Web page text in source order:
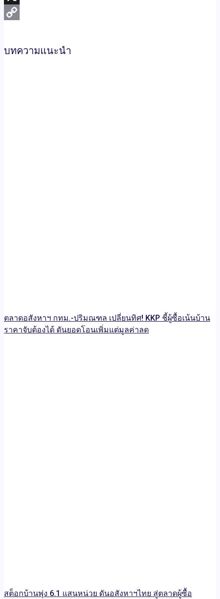
X
บทความแนะนำ
ตลาดอสังหาฯ กทม.-ปริมณฑล เปลี่ยนทิศ! KKP ชี้ผู้ซื้อเน้นบ้าน
ราคาจับต้องได้ ดันยอดโอนเพิ่มแต่มูลค่าลด
สต็อกบ้านพุ่ง 6.1 แสนหน่วย ดันอสังหาฯไทย สู่ตลาดผู้ซื้อ